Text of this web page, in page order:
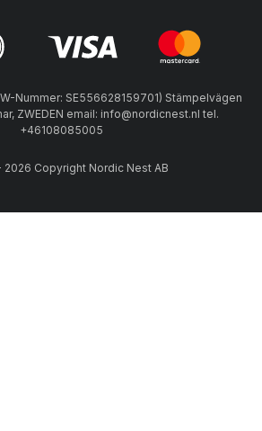
Nummer: SE556628159701) Stämpelvägen
ZWEDEN email: info@nordicnest.nl tel.
+46108085005
Copyright Nordic Nest AB